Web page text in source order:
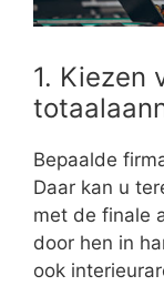
1. Kiezen
Bepaalde
Daar kan u
met de finale
door hen in
ook